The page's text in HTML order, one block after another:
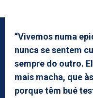
“Vivemos numa
nunca se sentem
sempre do outro.
mais macha, que
porque têm bué